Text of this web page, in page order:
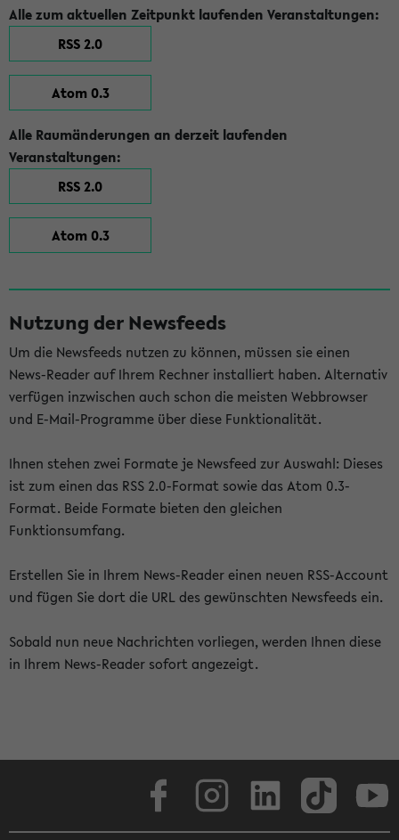
Alle zum aktuellen Zeitpunkt laufenden Veranstaltungen:
RSS 2.0
Atom 0.3
Alle Raumänderungen an derzeit laufenden
Veranstaltungen:
RSS 2.0
Atom 0.3
Nutzung der Newsfeeds
Um die Newsfeeds nutzen zu können, müssen sie einen
News-Reader auf Ihrem Rechner installiert haben. Alternativ
verfügen inzwischen auch schon die meisten Webbrowser
und E-Mail-Programme über diese Funktionalität.
Ihnen stehen zwei Formate je Newsfeed zur Auswahl: Dieses
ist zum einen das RSS 2.0-Format sowie das Atom 0.3-
Format. Beide Formate bieten den gleichen
Funktionsumfang.
Erstellen Sie in Ihrem News-Reader einen neuen RSS-Account
und fügen Sie dort die URL des gewünschten Newsfeeds ein.
Sobald nun neue Nachrichten vorliegen, werden Ihnen diese
in Ihrem News-Reader sofort angezeigt.